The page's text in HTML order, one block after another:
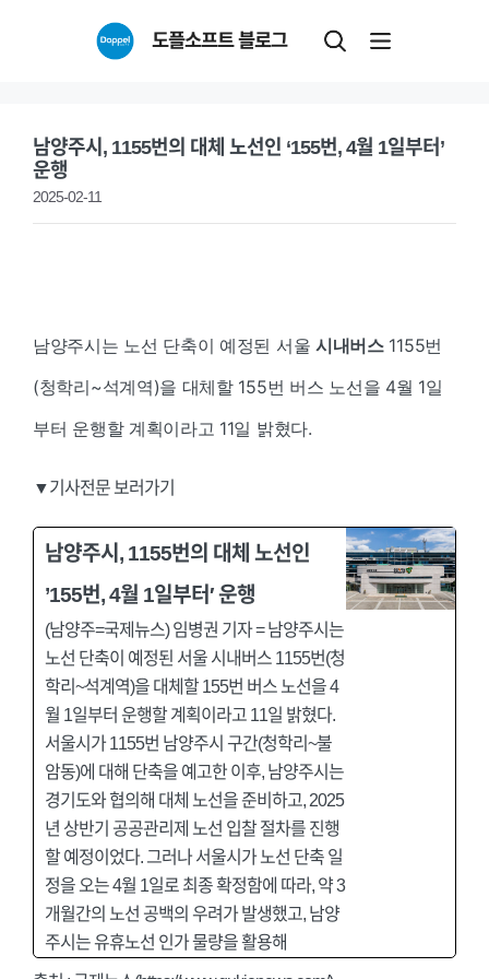
도플소프트 블로그
남양주시, 1155번의 대체 노선인 ‘155번, 4월 1일부터’
운행
2025-02-11
남양주시는 노선 단축이 예정된 서울 시내버스1155번
(청학리~석계역)을 대체할 155번 버스 노선을 4월 1일
부터 운행할 계획이라고 11일 밝혔다.
▼기사전문 보러가기
남양주시, 1155번의 대체 노선인
’155번, 4월 1일부터′ 운행
(남양주=국제뉴스) 임병권 기자 = 남양주시는
노선 단축이 예정된 서울 시내버스 1155번(청
학리~석계역)을 대체할 155번 버스 노선을 4
월 1일부터 운행할 계획이라고 11일 밝혔다.
서울시가 1155번 남양주시 구간(청학리~불
암동)에 대해 단축을 예고한 이후, 남양주시는
경기도와 협의해 대체 노선을 준비하고, 2025
년 상반기 공공관리제 노선 입찰 절차를 진행
할 예정이었다. 그러나 서울시가 노선 단축 일
정을 오는 4월 1일로 최종 확정함에 따라, 약 3
개월간의 노선 공백의 우려가 발생했고, 남양
주시는 유휴노선 인가 물량을 활용해